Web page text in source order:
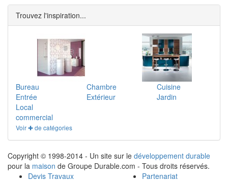
Trouvez l'inspiration...
Bureau Chambre
Cuisine
Entrée
Extérieur
Jardin
Local
commercial
Voir ✚ de catégories
Copyright © 1998-2014 - Un site sur le développement durable
pour la maison de Groupe Durable.com - Tous droits réservés.
Devis Travaux
Partenariat